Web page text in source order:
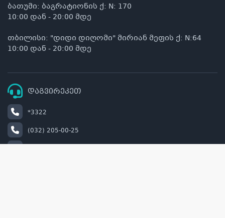
ბათუმი: ბაგრატიონის ქ: N: 170
10:00 დან - 20:00 მდე
თბილისი: "დიდი დიღომი" მირიან მეფის ქ: N:64
10:00 დან - 20:00 მდე
დაგვირეკეთ
*3322
(032) 205-00-25